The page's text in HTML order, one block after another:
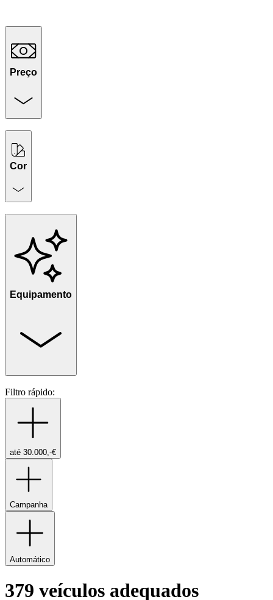
Preço
Cor
Equipamento
Filtro rápido:
até 30.000,-€
Campanha
Automático
379 veículos adequados